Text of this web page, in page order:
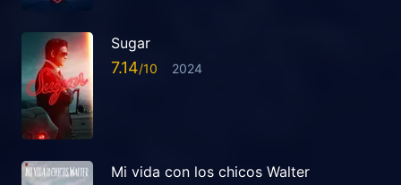
Sugar
7.14 2024
Mi vida con los chicos Walter